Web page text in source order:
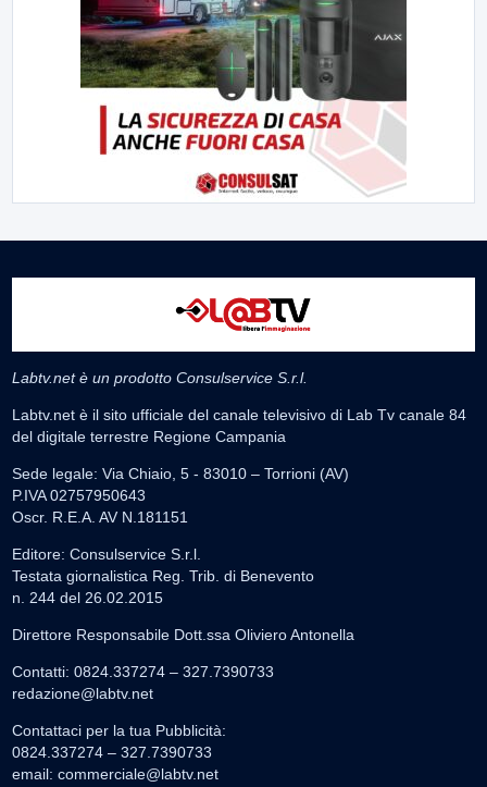
Labtv.net è un prodotto Consulservice S.r.l.
Labtv.net è il sito ufficiale del canale televisivo di Lab Tv canale 84
del digitale terrestre Regione Campania
Sede legale: Via Chiaio, 5 - 83010 – Torrioni (AV)
P.IVA 02757950643
Oscr. R.E.A. AV N.181151
Editore: Consulservice S.r.l.
Testata giornalistica Reg. Trib. di Benevento
n. 244 del 26.02.2015
Direttore Responsabile Dott.ssa Oliviero Antonella
Contatti: 0824.337274 – 327.7390733
redazione@labtv.net
Contattaci per la tua Pubblicità:
0824.337274 – 327.7390733
email: commerciale@labtv.net